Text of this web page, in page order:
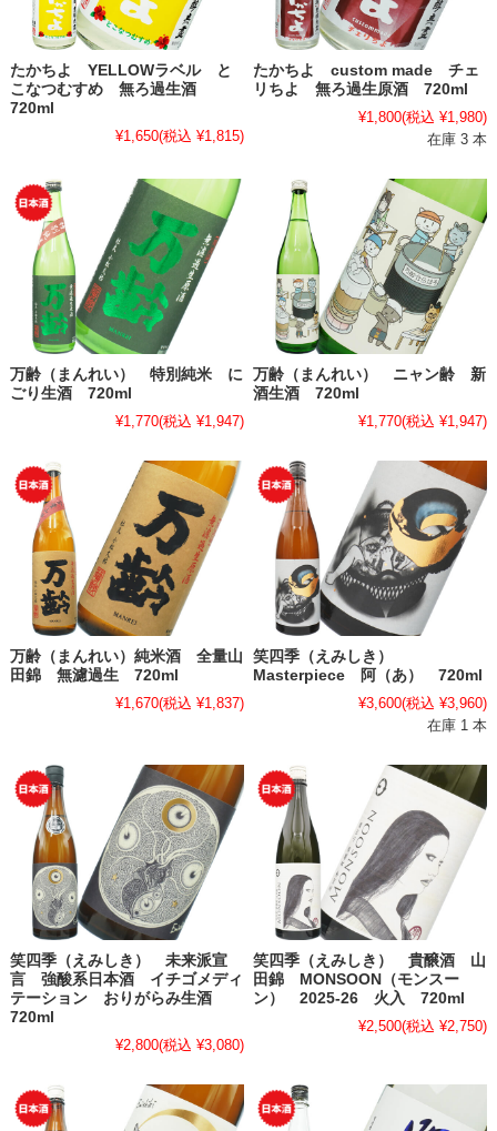
たかちよ YELLOWラベル と
こなつむすめ 無ろ過生酒
720ml
¥1,650(税込 ¥1,815)
たかちよ custom made チェ
リちよ 無ろ過生原酒 720ml
¥1,800(税込 ¥1,980)
在庫 3 本
万齢（まんれい） 特別純米 に
ごり生酒 720ml
¥1,770(税込 ¥1,947)
万齢（まんれい） ニャン齢 新
酒生酒 720ml
¥1,770(税込 ¥1,947)
万齢（まんれい）純米酒 全量山
田錦 無濾過生 720ml
¥1,670(税込 ¥1,837)
笑四季（えみしき）
Masterpiece 阿（あ） 720ml
¥3,600(税込 ¥3,960)
在庫 1 本
笑四季（えみしき） 未来派宣
言 強酸系日本酒 イチゴメディ
テーション おりがらみ生酒
720ml
¥2,800(税込 ¥3,080)
笑四季（えみしき） 貴醸酒 山
田錦 MONSOON（モンスー
ン） 2025-26 火入 720ml
¥2,500(税込 ¥2,750)